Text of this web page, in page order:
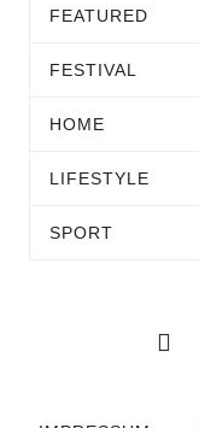
FEATURED
FESTIVAL
HOME
LIFESTYLE
SPORT